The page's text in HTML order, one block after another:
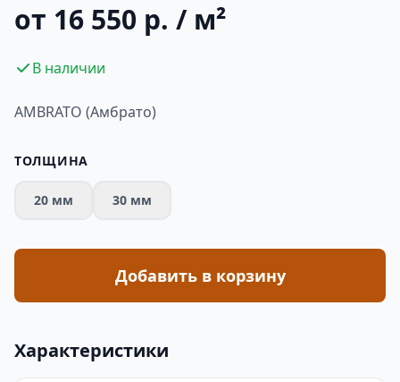
от 16 550 р. / м²
В наличии
AMBRATO (Амбрато)
ТОЛЩИНА
20 мм 30 мм
Добавить в корзину
Характеристики